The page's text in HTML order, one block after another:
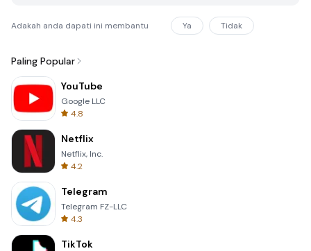
Adakah anda dapati ini membantu Ya Tidak
Paling Popular
YouTube
Google LLC
4.8
Netflix
Netflix, Inc.
4.2
Telegram
Telegram FZ-LLC
4.3
TikTok